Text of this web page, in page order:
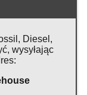
Diesel,
wysyłając